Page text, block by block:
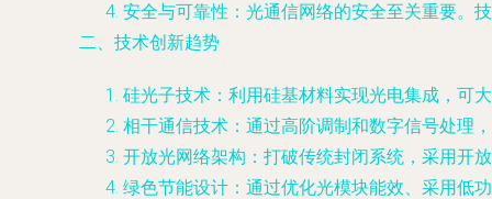
安全与可靠性：光通信网络的安全至关重要。
二、技术创新趋势
硅光子技术：利用硅基材料实现光电集成，可
相干通信技术：通过高阶调制和数字信号处理
开放光网络架构：打破传统封闭系统，采用开
绿色节能设计：通过优化光模块能效、采用低